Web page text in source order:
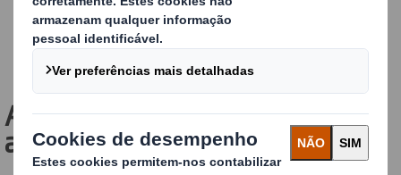
A importância de uma proteção
adequada